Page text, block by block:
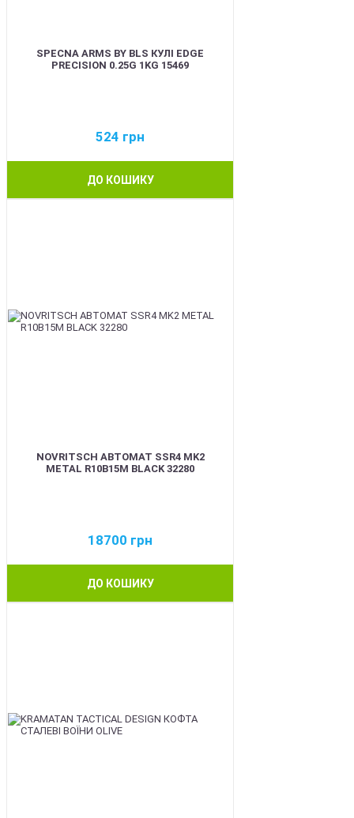
SPECNA ARMS BY BLS КУЛІ EDGE
PRECISION 0.25G 1KG 15469
524 грн
ДО КОШИКУ
NOVRITSCH АВТОМАТ SSR4 MK2
METAL R10B15M BLACK 32280
18700 грн
ДО КОШИКУ